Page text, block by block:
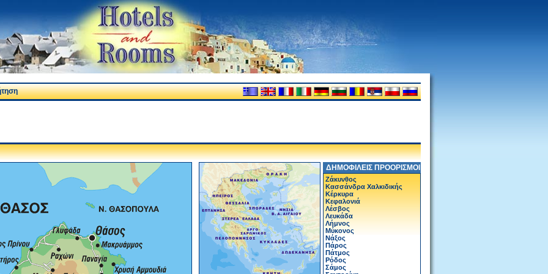
ΔΗΜΟΦΙΛΕΙΣ ΠΡΟΟΡΙΣΜΟΙ
Ζάκυνθος
Κασσάνδρα Χαλκιδικής
Κέρκυρα
Κεφαλονιά
Λέσβος
Λευκάδα
Λήμνος
Μύκονος
Νάξος
Πάρος
Πάτμος
Ρόδος
Σάμος